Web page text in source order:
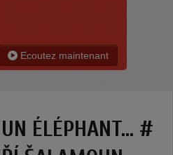
Ecoutez maintenant
ÉLÉPHANT... #